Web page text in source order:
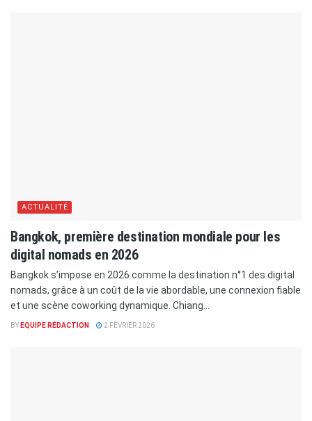
ACTUALITÉ
Bangkok, première destination mondiale pour les
digital nomads en 2026
Bangkok s’impose en 2026 comme la destination n°1 des digital
nomads, grâce à un coût de la vie abordable, une connexion fiable
et une scène coworking dynamique. Chiang...
BY EQUIPE RÉDACTION 2 FÉVRIER 2026